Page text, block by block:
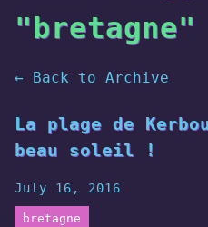
"bretagne"
← Back to Archive
La plage de
beau soleil !
July 16, 2016
bretagne